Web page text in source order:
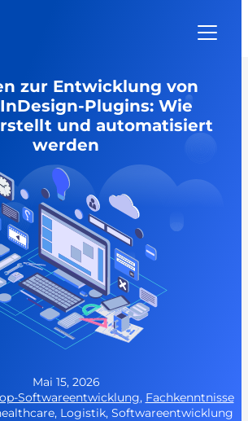
zur Entwicklung von
Plugins: Wie
und automatisiert
werden
Mai 15, 2026
Softwareentwicklung, Fachkenntnisse
Logistik, Softwareentwicklung